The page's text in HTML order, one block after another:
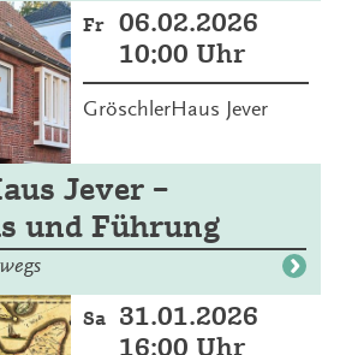
Fr
06.02.2026
10:00 Uhr
GröschlerHaus Jever
Jever –
und Führung
Sa
31.01.2026
16:00 Uhr